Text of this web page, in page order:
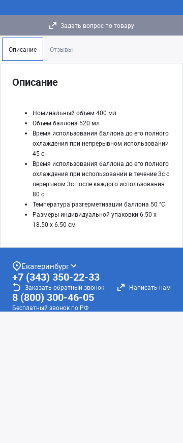
Задать вопрос по товару
Описание Отзывы
Описание
Номинальный объем 400 мл
Объем баллона 520 мл
Время использования баллона до его полного
охлаждения при непрерывном использовании
45 с
Время использования баллона до его полного
охлаждения при использовании в течение 3с с
перерывом 3с после каждого использования
80 с
Температура разгерметизации баллона 50 °С
Размеры индивидуальной упаковки 6.50 x
18.50 x 6.50 см
Екатеринбург
+7 (343) 350-22-33
Заказать обратный звонок Написать нам
8 (800) 300-46-05
Бесплатный звонок по РФ